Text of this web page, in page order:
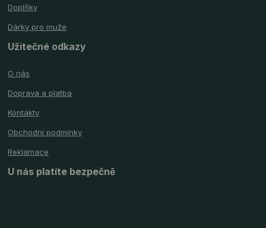
Doplňky
Dárky pro muže
Užitečné odkazy
O nás
Doprava a platba
Kontakty
Obchodní podmínky
Reklamace
U nás platíte bezpečně